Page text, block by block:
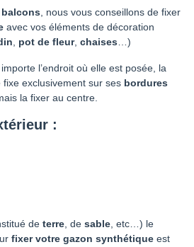
balcons , nous vous conseillons de fixer
avec vos éléments de décoration
pot de fleur, chaises …)
l’endroit où elle est posée, la
fixe exclusivement sur ses bordures
la fixer au centre.
:
de terre , de sable , etc…) le
fixer votre gazon synthétique est